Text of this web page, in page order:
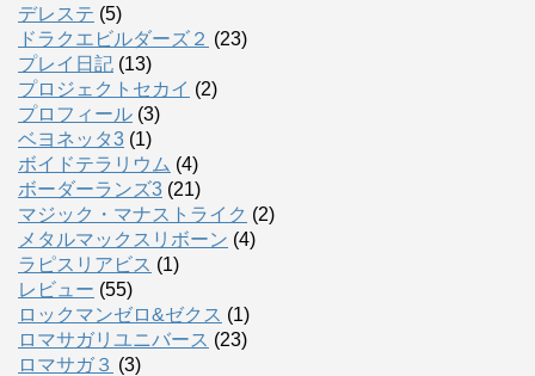
デレステ (5)
ドラクエビルダーズ２ (23)
プレイ日記 (13)
プロジェクトセカイ (2)
プロフィール (3)
ベヨネッタ3 (1)
ボイドテラリウム (4)
ボーダーランズ3 (21)
マジック・マナストライク (2)
メタルマックスリボーン (4)
ラピスリアビス (1)
レビュー (55)
ロックマンゼロ&ゼクス (1)
ロマサガリユニバース (23)
ロマサガ３ (3)